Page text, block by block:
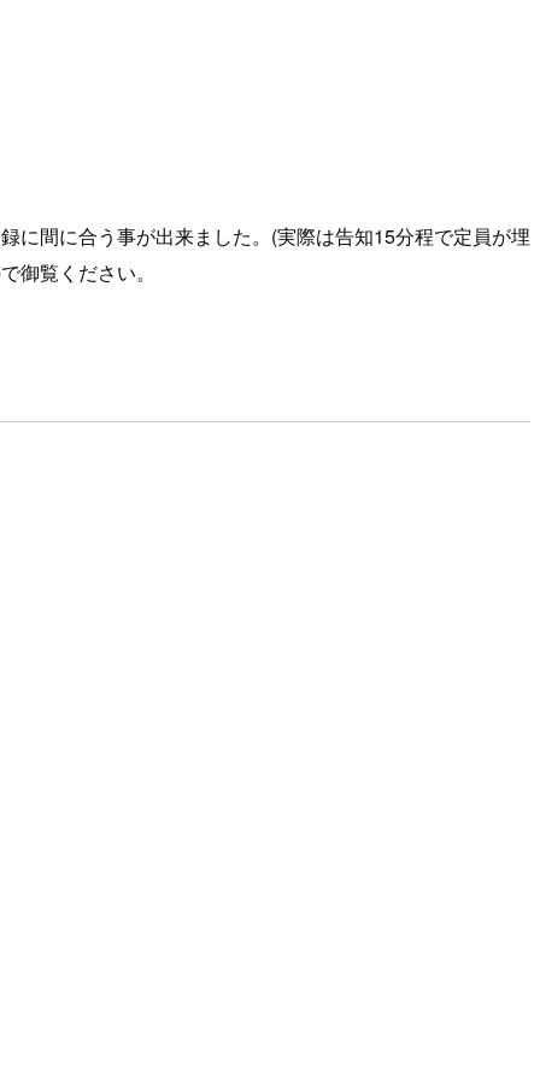
に間に合う事が出来ました。(実際は告知15分程で定員が埋
御覧ください。